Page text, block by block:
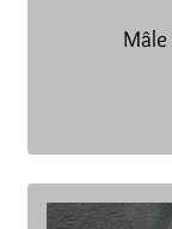
Mâle